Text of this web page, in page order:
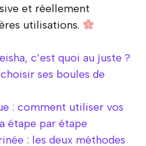
et réellement
utilisations.
c’est quoi au juste ?
ses boules de
: comment utiliser vos
étape par étape
: les deux méthodes